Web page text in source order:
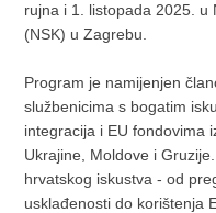
rujna i 1. listopada 2025. u
(NSK) u Zagrebu.
Program je namijenjen
službenicima s bogatim
integracija i EU fondovima
Ukrajine, Moldove i
hrvatskog iskustva - od
usklađenosti do korištenja